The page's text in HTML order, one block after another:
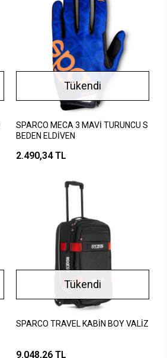
Tükendi
SPARCO MECA 3 MAVİ TURUNCU S
BEDEN ELDİVEN
2.490,34 TL
Tükendi
SPARCO TRAVEL KABİN BOY VALİZ
9.048,26 TL